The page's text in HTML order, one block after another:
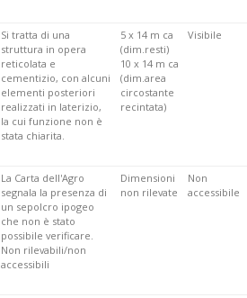
Si tratta di una
struttura in opera
reticolata e
cementizio, con alcuni
elementi posteriori
realizzati in laterizio,
la cui funzione non è
stata chiarita.
5 x 14 m ca
(dim.resti)
10 x 14 m ca
(dim.area
circostante
recintata)
Visibile
La Carta dell'Agro
segnala la presenza di
un sepolcro ipogeo
che non è stato
possibile verificare.
Non rilevabili/non
accessibili
Dimensioni
non rilevate
Non
accessibile